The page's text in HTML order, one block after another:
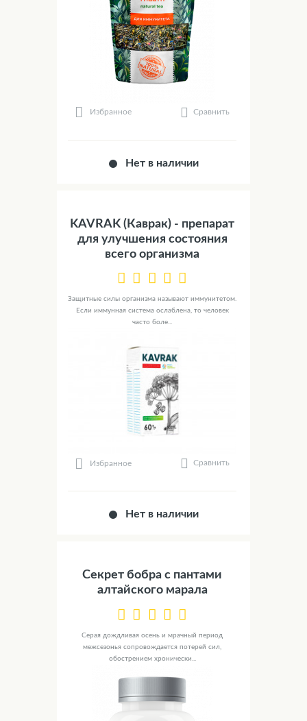
Избранное Сравнить
Нет в наличии
KAVRAK (Каврак) - препарат
для улучшения состояния
всего организма
Защитные силы организма называют иммунитетом.
Если иммунная система ослаблена, то человек
часто боле...
Избранное Сравнить
Нет в наличии
Секрет бобра с пантами
алтайского марала
Серая дождливая осень и мрачный период
межсезонья сопровождается потерей сил,
обострением хронически...